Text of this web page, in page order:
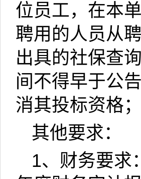
位员工，在本
聘用的人员从
出具的社保查
间不得早于公
消其投标资格；
其他要求：
1、财务要求